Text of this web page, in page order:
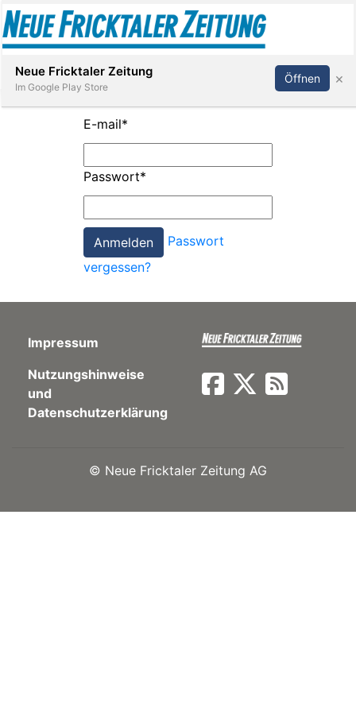
Paper
App
Abonnieren Anmelden
E-mail*
Passwort*
Passwort
vergessen?
Impressum
Nutzungshinweise
und
Datenschutzerklärung
© Neue Fricktaler Zeitung AG
Neue Fricktaler Zeitung
Im Google Play Store
Öffnen ×